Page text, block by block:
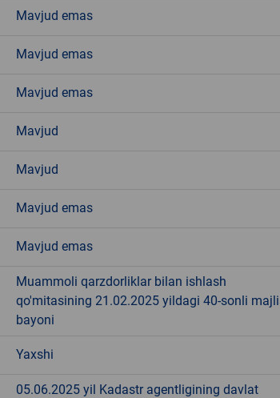
Mavjud emas
Mavjud emas
Mavjud emas
Mavjud
Mavjud
Mavjud emas
Mavjud emas
Muammoli qarzdorliklar bilan ishlash
qo'mitasining 21.02.2025 yildagi 40-sonli
bayoni
Yaxshi
05.06.2025 yil Kadastr agentligining davlat